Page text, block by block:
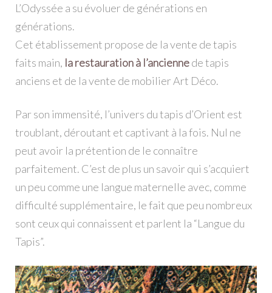
L’Odyssée a su évoluer de générations en
générations.
Cet établissement propose de la vente de tapis
faits main, la restauration à l’anciennede tapis
anciens et de la vente de mobilier Art Déco.
Par son immensité, l’univers du tapis d’Orient est
troublant, déroutant et captivant à la fois. Nul ne
peut avoir la prétention de le connaître
parfaitement. C’est de plus un savoir qui s’acquiert
un peu comme une langue maternelle avec, comme
difficulté supplémentaire, le fait que peu nombreux
sont ceux qui connaissent et parlent la “Langue du
Tapis”.